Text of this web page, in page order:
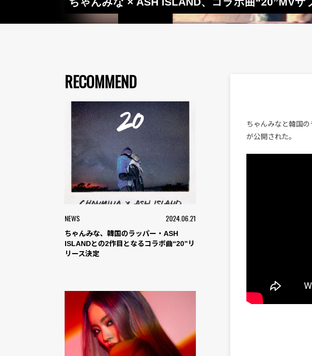
RECOMMEND
NEWS 2024.06.21
ちゃんみな、韓国のラッパー・ASH
ISLANDとの2作目となるコラボ曲“20”リ
リース決定
ちゃんみなと韓国
が公開された。